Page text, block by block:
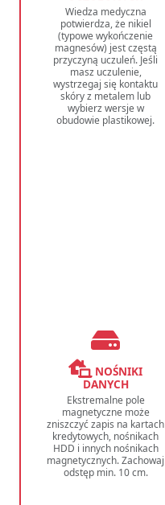
Wiedza medyczna
potwierdza, że nikiel
(typowe wykończenie
magnesów) jest częstą
przyczyną uczuleń. Jeśli
masz uczulenie,
wystrzegaj się kontaktu
skóry z metalem lub
wybierz wersje w
obudowie plastikowej.
NOŚNIKI
DANYCH
Ekstremalne pole
magnetyczne może
zniszczyć zapis na kartach
kredytowych, nośnikach
HDD i innych nośnikach
magnetycznych. Zachowaj
odstęp min. 10 cm.